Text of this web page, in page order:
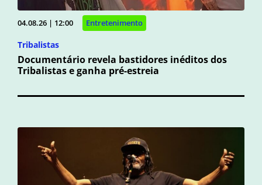
04.08.26 | 12:00 Entretenimento
Tribalistas
Documentário revela bastidores inéditos dos
Tribalistas e ganha pré-estreia